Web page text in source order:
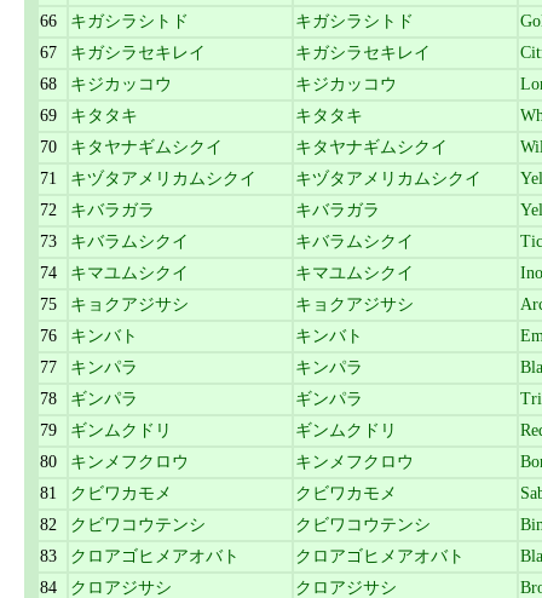
66
キガシラシトド キガシラシトド
67
キガシラセキレイ キガシラセキレイ
68
キジカッコウ キジカッコウ
69
キタタキ キタタキ
70
キタヤナギムシクイ キタヤナギムシクイ
71
キヅタアメリカムシクイ キヅタアメリカムシクイ
72
キバラガラ キバラガラ
73
キバラムシクイ キバラムシクイ
74
キマユムシクイ キマユムシクイ
75
キョクアジサシ キョクアジサシ
76
キンバト キンバト
77
キンパラ キンパラ
78
ギンパラ ギンパラ
79
ギンムクドリ ギンムクドリ
80
キンメフクロウ キンメフクロウ
81
クビワカモメ クビワカモメ
82
クビワコウテンシ クビワコウテンシ
83
クロアゴヒメアオバト クロアゴヒメアオバト
84
クロアジサシ クロアジサシ